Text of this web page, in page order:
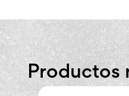
Productos